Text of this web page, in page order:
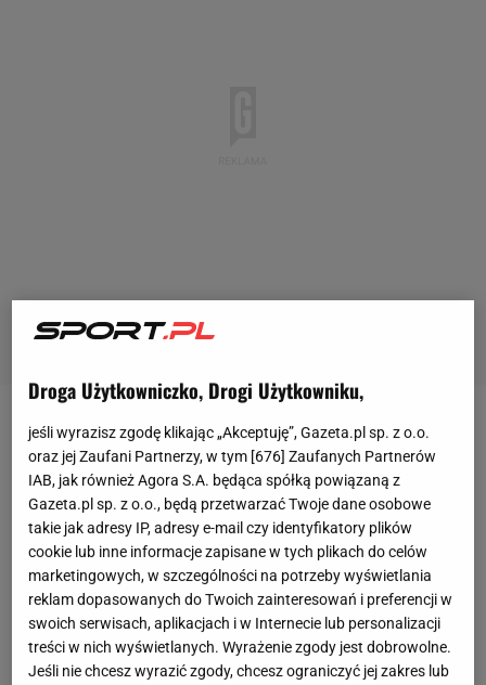
Po wstydliwym spadku zekstraklasyi tygodniach
krytyki, Wisła Kraków rozpoczęła sezon w Fortuna 1.
Lidze. Pierwszym rywalem byłaSandecjaNowy
Sącz. Nameczsprzedano aż 15811 biletów, co
pokazuje, że fani krakowian wierzą w powrót do
wielkich sukcesów. Walka z Sandecją nie dał jednak
powodów do optymizmu, bo drużyna Jerzego
Brzęczka była w stanie tylko zremisować 0:0.
Droga Użytkowniczko, Drogi Użytkowniku,
jeśli wyrazisz zgodę klikając „Akceptuję”, Gazeta.pl sp. z o.o.
oraz jej Zaufani Partnerzy, w tym [676] Zaufanych Partnerów
IAB, jak również Agora S.A. będąca spółką powiązaną z
Gazeta.pl sp. z o.o., będą przetwarzać Twoje dane osobowe
takie jak adresy IP, adresy e-mail czy identyfikatory plików
cookie lub inne informacje zapisane w tych plikach do celów
marketingowych, w szczególności na potrzeby wyświetlania
reklam dopasowanych do Twoich zainteresowań i preferencji w
swoich serwisach, aplikacjach i w Internecie lub personalizacji
treści w nich wyświetlanych. Wyrażenie zgody jest dobrowolne.
Jeśli nie chcesz wyrazić zgody, chcesz ograniczyć jej zakres lub